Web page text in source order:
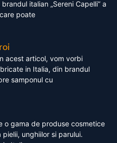
italian „Sereni Capelli” a
poate
acest articol, vom vorbi
in Italia, din brandul
samponul cu
o gama de produse cosmetice
unghiilor si parului.